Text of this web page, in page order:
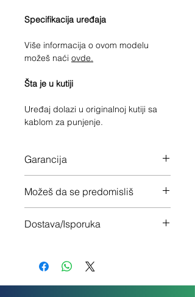
Specifikacija uređaja
Više informacija o ovom modelu
možeš naći ovde.
Šta je u kutiji
Uređaj dolazi u originalnoj kutiji sa
kablom za punjenje.
Garancija
Možeš da se predomisliš
nisi zadovoljan
Dostava/Isporuka